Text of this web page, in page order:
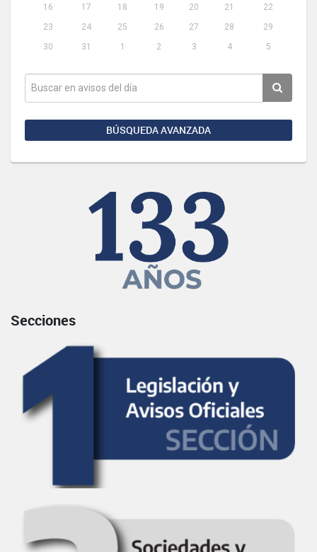
16
17 18 19 20 21
22
23
24 25 26 27 28
29
30
31 1 2 3 4 5
BÚSQUEDA AVANZADA
Secciones